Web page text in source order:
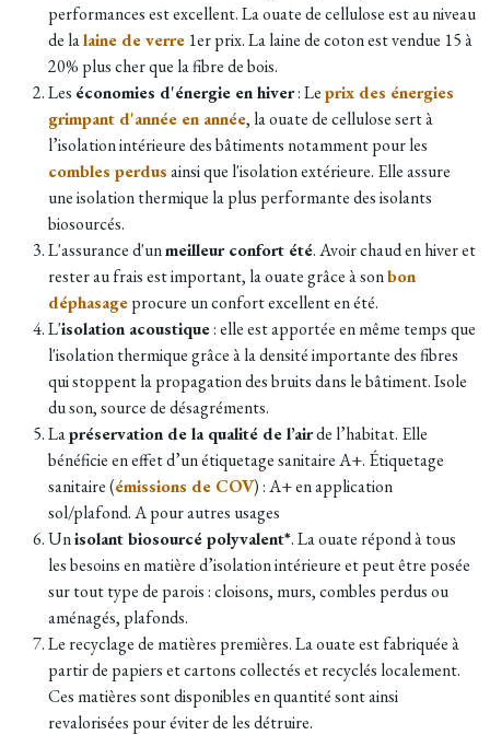
performances est excellent. La ouate de cellulose est au niveau
de lalaine de verre 1er prix. La laine de coton est vendue 15 à
20% plus cher que la fibre de bois.
Les économies d'énergie en hiver: Leprix des énergies
grimpant d'année en année, la ouate de cellulose sert à
l’isolation intérieure des bâtiments notamment pour les
combles perdusainsi que l'isolation extérieure. Elle assure
une isolation thermique la plus performante des isolants
biosourcés.
L'assurance d'unmeilleur confort été. Avoir chaud en hiver et
rester au frais est important, la ouate grâce à sonbon
déphasageprocure un confort excellent en été.
L'isolation acoustique: elle est apportée en même temps que
l'isolation thermique grâce à la densité importante des fibres
qui stoppent la propagation des bruits dans le bâtiment. Isole
du son, source de désagréments.
Lapréservation de la qualité de l’airde l’habitat. Elle
bénéficie en effet d’un étiquetage sanitaire A+. Étiquetage
sanitaire (émissions de COV) : A+ en application
sol/plafond. A pour autres usages
Unisolant biosourcé polyvalent*. La ouate répond à tous
les besoins en matière d’isolation intérieure et peut être posée
sur tout type de parois : cloisons, murs, combles perdus ou
aménagés, plafonds.
Le recyclage de matières premières. La ouate est fabriquée à
partir de papiers et cartons collectés et recyclés localement.
Ces matières sont disponibles en quantité sont ainsi
revalorisées pour éviter de les détruire.